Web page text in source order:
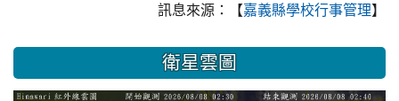
訊息來源：【嘉義縣學校行事管理】
衛星雲圖